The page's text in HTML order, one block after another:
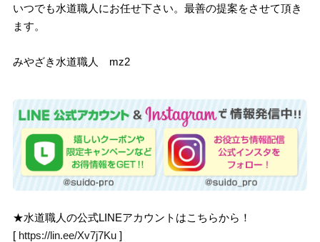
いつでも水道職人にお任せ下さい。最善の提案をさせて頂き
ます。
みやざき水道職人 mz2
★水道職人の公式LINEアカウントはこちらから！
[ https://lin.ee/Xv7j7Ku ]